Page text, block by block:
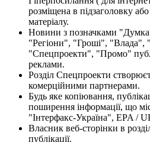
розміщена в підзаголовку
матеріалу.
Новини з позначками
"Регіони", "Гроші", "Влада",
"Спецпроекти", "Промо"
реклами.
Розділ Спецпроекти
комерційними партнерами.
Будь яке копіювання,
поширення інформації, що
"Інтерфакс-Україна", EPA /
Власник веб-сторінки в
публікації.